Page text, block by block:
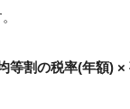
等割の税率(年額) ×